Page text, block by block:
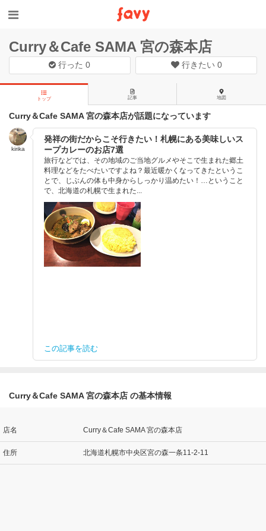
Curry＆Cafe SAMA 宮の森本店
行った0 行きたい 0
トップ 記事 地図
Curry＆Cafe SAMA 宮の森本店が話題になっています
kirika
発祥の街だからこそ行きたい！札幌にある美味しいス
ープカレーのお店7選
旅行などでは、その地域のご当地グルメやそこで生まれた郷土
料理などをたべたいですよね？最近暖かくなってきたというこ
とで、じぶんの体も中身からしっかり温めたい！…ということ
で、北海道の札幌で生まれた...
この記事を読む
Curry＆Cafe SAMA 宮の森本店 の基本情報
店名 Curry＆Cafe SAMA 宮の森本店
住所 北海道札幌市中央区宮の森一条11-2-11